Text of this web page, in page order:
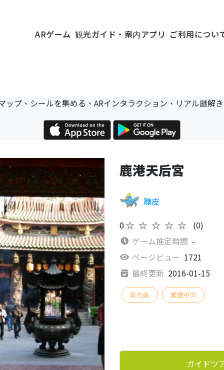
ARゲーム 観光ガイド・案内アプリ ご利用につい
ップ、シールを集める、ARインタラクション、リアル謎解
鹿港天后宮
蹦皮
0★★★★★
(0)
ゲーム推定時間 -
ページビュー 1721
最終更新 2016-01-15
彰化県 繁體中文
ガイドツ